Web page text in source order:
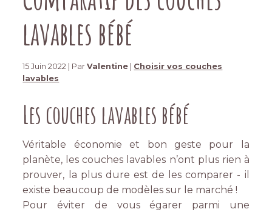
lavables bébé
15 Juin 2022 | ParValentine
Choisir vos couches
lavables
Les couches lavables bébé
Véritable économie et bon geste pour la
planète, les couches lavables n’ont plus rien à
prouver, la plus dure est de les comparer - il
existe beaucoup de modèles sur le marché !
Pour éviter de vous égarer parmi une